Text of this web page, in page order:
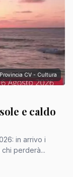
CV - Cultura
e caldo
in arrivo i
perderà...